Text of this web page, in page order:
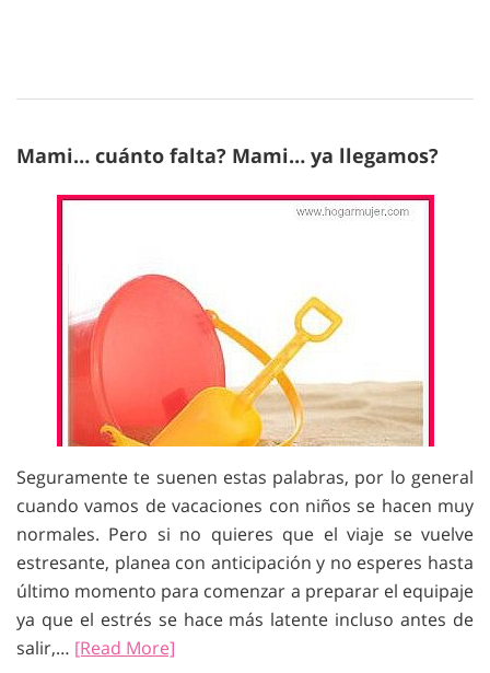
Mami… cuánto falta? Mami… ya llegamos?
Seguramente te suenen estas palabras, por lo general
cuando vamos de vacaciones con niños se hacen muy
normales. Pero si no quieres que el viaje se vuelve
estresante, planea con anticipación y no esperes hasta
último momento para comenzar a preparar el equipaje
ya que el estrés se hace más latente incluso antes de
salir,… [Read More]